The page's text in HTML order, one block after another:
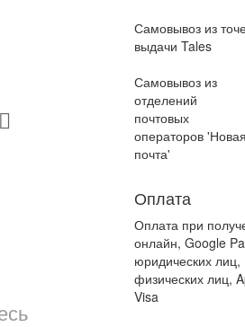
Самовывоз из
выдачи Tales
Самовывоз из
отделений
почтовых
операторов 'Новая
почта'
Оплата
Оплата при
онлайн, Google
юридических
физических лиц,
Visa